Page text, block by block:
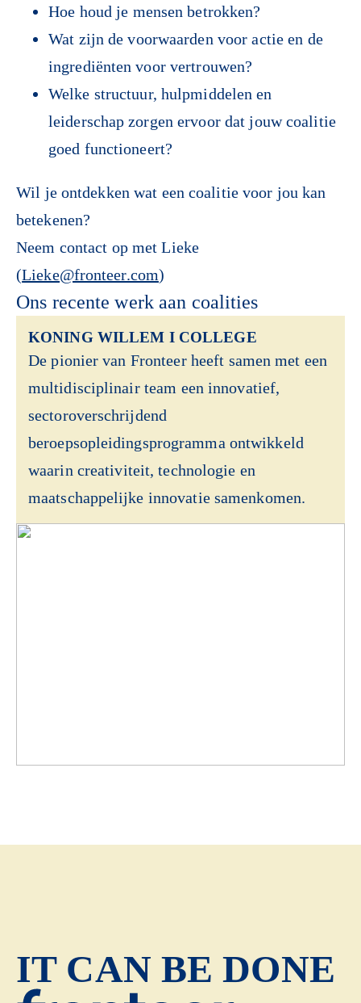
Hoe houd je mensen betrokken?
Wat zijn de voorwaarden voor actie en de
ingrediënten voor vertrouwen?
Welke structuur, hulpmiddelen en
leiderschap zorgen ervoor dat jouw coalitie
goed functioneert?
Wil je ontdekken wat een coalitie voor jou kan
betekenen?
Neem contact op met Lieke
(Lieke@fronteer.com)
Ons recente werk aan coalities
KONING WILLEM I COLLEGE
De pionier van Fronteer heeft samen met een
multidisciplinair team een innovatief,
sectoroverschrijdend
beroepsopleidingsprogramma ontwikkeld
waarin creativiteit, technologie en
maatschappelijke innovatie samenkomen.
IT CAN BE DONE